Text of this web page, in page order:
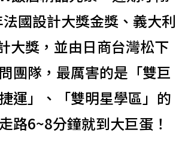
國設計大獎金獎、義大利
大獎，並由日商台灣松下
團隊，最厲害的是「雙巨
運」、「雙明星學區」的
路6~8分鐘就到大巨蛋！